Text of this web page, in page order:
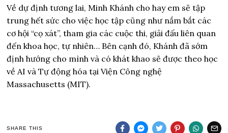
Về dự định tương lai, Minh Khánh cho hay em sẽ tập
trung hết sức cho việc học tập cũng như nắm bắt các
cơ hội “cọ xát”, tham gia các cuộc thi, giải đấu liên quan
đến khoa học, tự nhiên… Bên cạnh đó, Khánh đã sớm
định hướng cho mình và có khát khao sẽ được theo học
về AI và Tự động hóa tại Viện Công nghệ
Massachusetts (MIT).
SHARE THIS